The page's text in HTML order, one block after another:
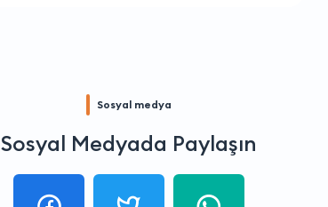
Sosyal medya
Sosyal Medyada Paylaşın